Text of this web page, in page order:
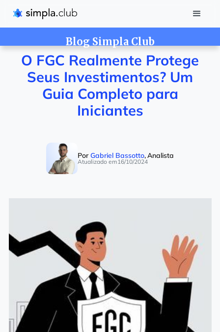
Blog Simpla Club
O FGC Realmente Protege
Seus Investimentos? Um
Guia Completo para
Iniciantes
Por Gabriel Bassotto, Analista
Atualizado em16/10/2024